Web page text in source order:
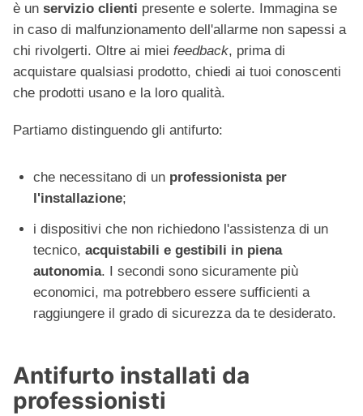
è un servizio clienti presente e solerte. Immagina se
in caso di malfunzionamento dell'allarme non sapessi a
chi rivolgerti. Oltre ai miei feedback, prima di
acquistare qualsiasi prodotto, chiedi ai tuoi conoscenti
che prodotti usano e la loro qualità.
Partiamo distinguendo gli antifurto:
che necessitano di un professionista per
l'installazione;
i dispositivi che non richiedono l'assistenza di un
tecnico, acquistabili e gestibili in piena
autonomia. I secondi sono sicuramente più
economici, ma potrebbero essere sufficienti a
raggiungere il grado di sicurezza da te desiderato.
Antifurto installati da
professionisti